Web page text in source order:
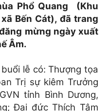
Phổ Quang (Khu
Bến Cát), đã trang
mừng ngày xuất
Âm.
lễ có: Thượng tọa
Trị sự kiêm Trưởng
tỉnh Bình Dương,
Đại đức Thích Tâm